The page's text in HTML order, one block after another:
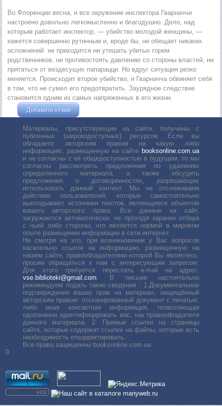
Во Флоренции весна, и все окружение инспектора Гварначчи
настроено довольно легкомысленно и благодушно. Дело, над
которым работает инспектор, — убийство молодой женщины, —
кажется совершенно рутинным и, вроде бы, не обещает никаких
осложнений: не приходится ни утешать убитых горем
родственников, ни противостоять давлению со стороны властей, ни
прятаться от вездесущих папарацци. Но вдруг ситуация резко
меняется. Происходит второе убийство, и Гварначча обвиняет себя
в том, что не сумел его предотвратить. Заурядное следствие
становится одним из самых напряженных в его жизни.
Добавить отзыв
Материалы, присутствующие на сайте, получены с
публичных (широкодоступных) ресурсов. Если вы
обладаете авторским правом на какую либо
информацию, размещенную на сайте booksonline.com.ua
и не согласны с её общедоступностью в будущем, то мы
согласны рассмотреть предложения по удалению
определенного материала, а также обсудить
предложения о договоренностях, разрешающих
использовать данный контент. Мы не отслеживаем
действия пользователей, которые самостоятельно
выкладывают источники текстов, являющиеся объектом
вашего авторского права. Все данные на сайт,
загружаются автоматически, не проходя заранее отбора
с чьей либо стороны, что является нормой в мировом
опыте размещения информации в сети интернет.
Не смотря на это, при возникновении у Вас вопросов
касательно ссылок на информацию, размещенную на
нашем сайте, правообладателями которой Вы являетесь,
просим обращаться к нам с интересующим запросом.
Для этого требуется переслать е-mail на адрес:
vse.biblioteki@gmail.com . В письме настоятельно
рекомендуем подать такие сведения : 1.Документальное
подтверждение ваших прав на материал, защищённый
авторским правом: отсканированный документ с печатью,
либо иная контактная информация, позволяющая
однозначно идентифицировать вас, как правообладателя
данного материала. 2. Прямые ссылки на страницы
сайта, которые содержат ссылки на файлы, которые есть
необходимость откорректировать.
Все права защищенны booksonline.com.ua
0